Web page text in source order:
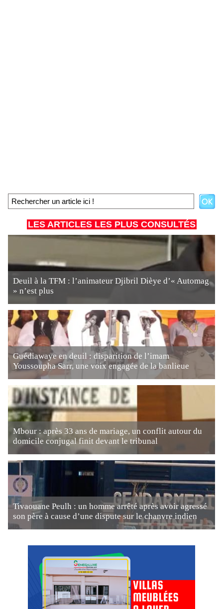
LES ARTICLES LES PLUS CONSULTÉS
Deuil à la TFM : l’animateur Djibril Dièye d’« Automag
» n’est plus
Guédiawaye en deuil : disparition de l’imam
Youssoupha Sarr, une voix engagée de la banlieue
Mbour : après 33 ans de mariage, un conflit autour du
domicile conjugal finit devant le tribunal
Tivaouane Peulh : un homme arrêté après avoir agressé
son père à cause d’une dispute sur le chanvre indien